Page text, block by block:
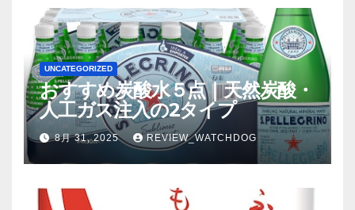
UNCATEGORIZED
おすすめ炭酸水５点｜天然炭酸・
人工ガス注入の2タイプ
8月 31, 2025 REVIEW_WATCHDOG